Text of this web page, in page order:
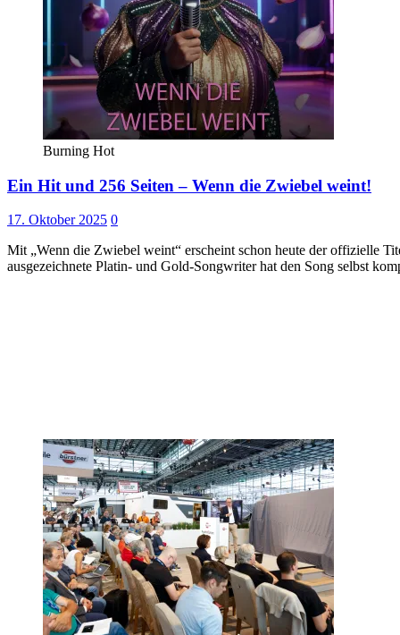
Burning Hot
Ein Hit und 256 Seiten – Wenn die Zwiebel weint!
17. Oktober 2025 0
Mit „Wenn die Zwiebel weint“ erscheint schon heute der offizielle
ausgezeichnete Platin- und Gold-Songwriter hat den Song selbst